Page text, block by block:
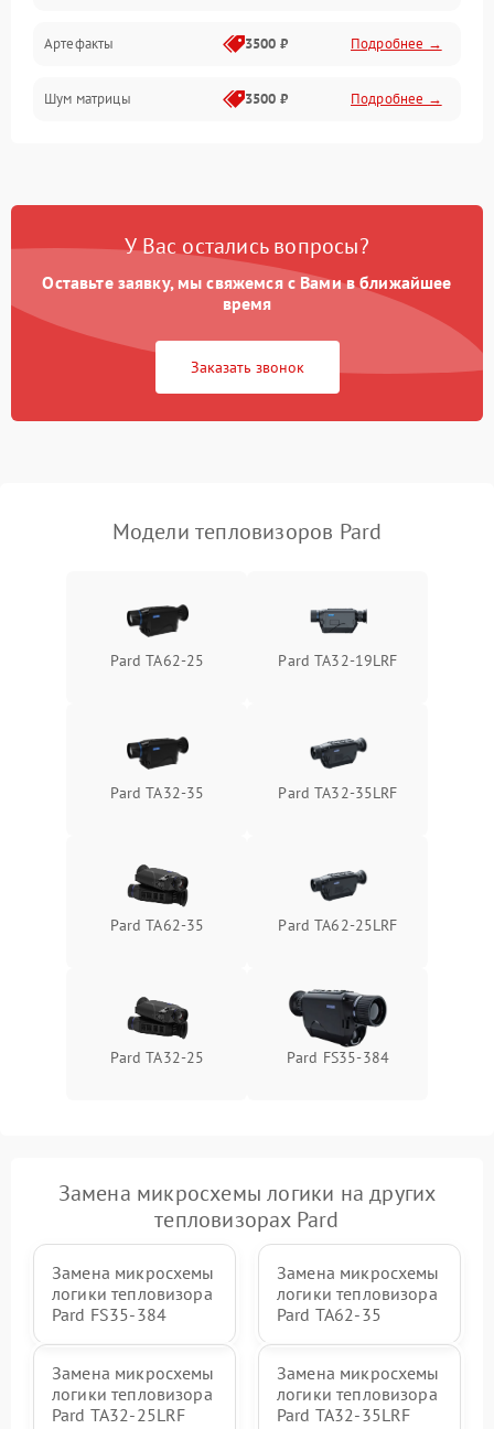
Матрица
Проблемы питания
Проблемы с объективом
Артефакты 3500 ₽ Подробнее →
Шум матрицы 3500 ₽ Подробнее →
У Вас остались вопросы?
Оставьте заявку, мы свяжемся с Вами в ближайшее
время
Заказать звонок
Модели тепловизоров Pard
Pard TA62-25 Pard TA32-19LRF
Pard TA32-35 Pard TA32-35LRF
Pard TA62-35 Pard TA62-25LRF
Pard TA32-25 Pard FS35-384
Замена микросхемы логики на других
тепловизорах Pard
Замена микросхемы
логики тепловизора
Pard FS35-384
Замена микросхемы
логики тепловизора
Pard TA62-35
Замена микросхемы
логики тепловизора
Pard TA32-25LRF
Замена микросхемы
логики тепловизора
Pard TA32-35LRF